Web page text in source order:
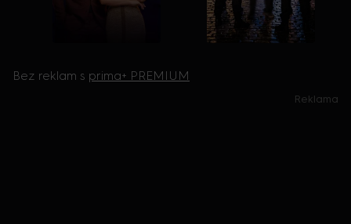
Bez reklam s prima+ PREMIUM
Reklama